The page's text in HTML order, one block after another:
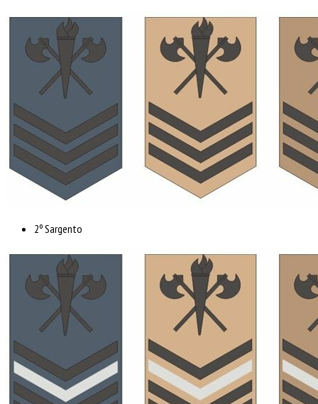
2º Sargento